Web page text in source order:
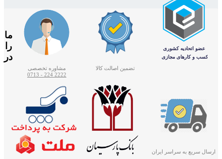
تضمین اصالت کالا
مشاوره تخصصی
2222 224 - 0713
ارسال سریع به سراسر ایران
ما
را
در